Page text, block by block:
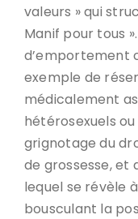
valeurs » qui
Manif pour tous
d’emportement
exemple de
médicalement
hétérosexuels
grignotage du
de grossesse, et
lequel se révèle
bousculant la